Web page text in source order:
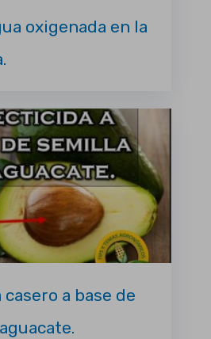
oxigenada en la
a base de